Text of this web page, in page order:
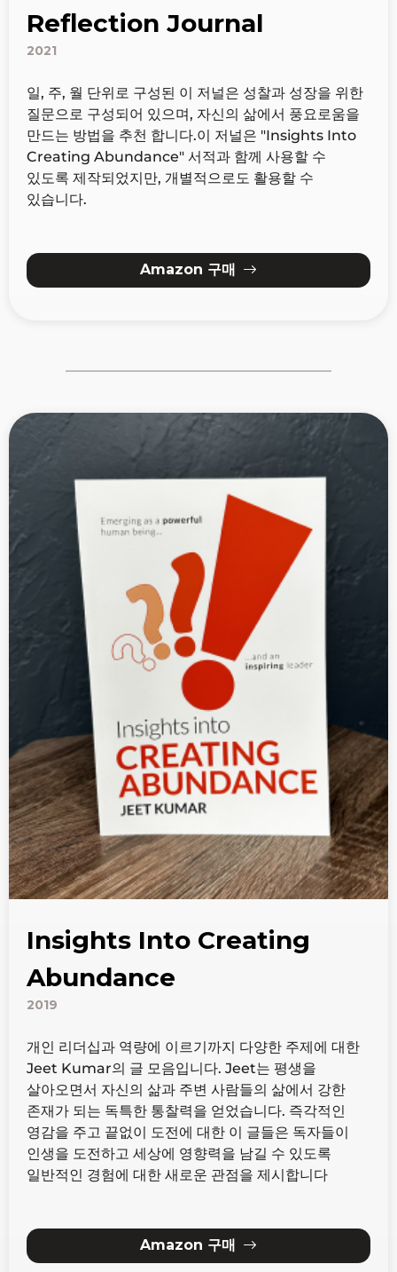
Reflection Journal
2021
일, 주, 월 단위로 구성된 이 저널은 성찰과 성장을 위한
질문으로 구성되어 있으며, 자신의 삶에서 풍요로움을
만드는 방법을 추천 합니다.이 저널은 "Insights Into
Creating Abundance" 서적과 함께 사용할 수
있도록 제작되었지만, 개별적으로도 활용할 수
있습니다.
Amazon 구매
Insights Into Creating
Abundance
2019
개인 리더십과 역량에 이르기까지 다양한 주제에 대한
Jeet Kumar의 글 모음입니다. Jeet는 평생을
살아오면서 자신의 삶과 주변 사람들의 삶에서 강한
존재가 되는 독특한 통찰력을 얻었습니다. 즉각적인
영감을 주고 끝없이 도전에 대한 이 글들은 독자들이
인생을 도전하고 세상에 영향력을 남길 수 있도록
일반적인 경험에 대한 새로운 관점을 제시합니다
Amazon 구매